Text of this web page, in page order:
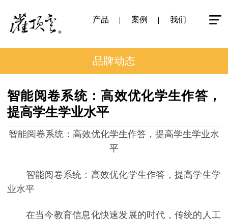
产品 案例 我们
品牌动态
智能阅卷系统：高效优化学生作答，
提高学生学业水平
智能阅卷系统：高效优化学生作答，提高学生学业水
平
智能阅卷系统：高效优化学生作答，提高学生学
业水平
在当今教育信息化快速发展的时代，传统的人工